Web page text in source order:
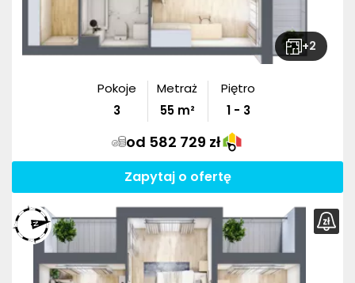
+2
Pokoje
3
Metraż
55m²
Piętro
1 - 3
od 582 729 zł
Zapytaj o ofertę